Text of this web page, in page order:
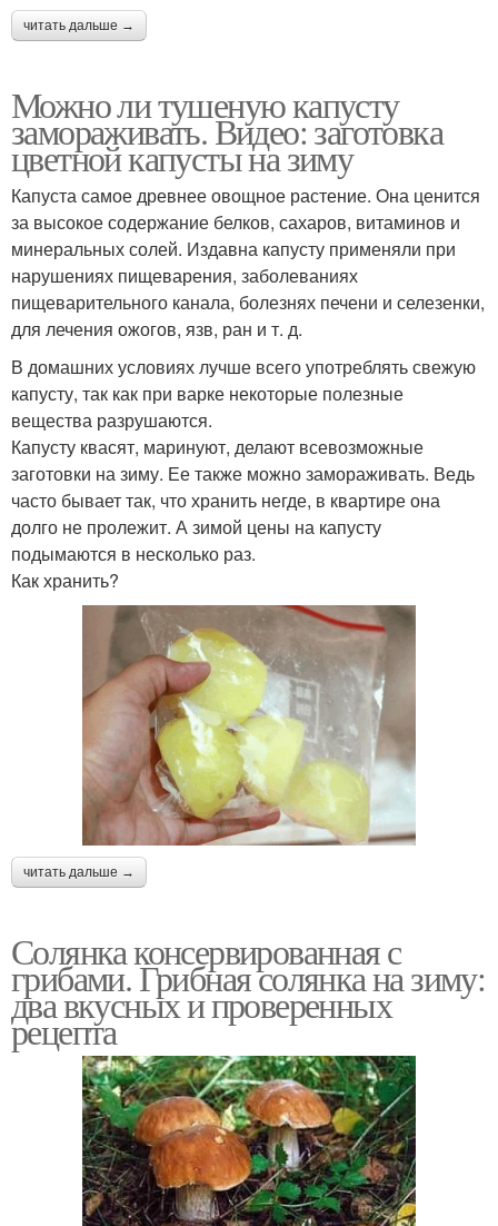
читать дальше →
Можно ли тушеную капусту
замораживать. Видео: заготовка
цветной капусты на зиму
Капуста самое древнее овощное растение. Она ценится
за высокое содержание белков, сахаров, витаминов и
минеральных солей. Издавна капусту применяли при
нарушениях пищеварения, заболеваниях
пищеварительного канала, болезнях печени и селезенки,
для лечения ожогов, язв, ран и т. д.
В домашних условиях лучше всего употреблять свежую
капусту, так как при варке некоторые полезные
вещества разрушаются.
Капусту квасят, маринуют, делают всевозможные
заготовки на зиму. Ее также можно замораживать. Ведь
часто бывает так, что хранить негде, в квартире она
долго не пролежит. А зимой цены на капусту
подымаются в несколько раз.
Как хранить?
читать дальше →
Солянка консервированная с
грибами. Грибная солянка на зиму:
два вкусных и проверенных
рецепта